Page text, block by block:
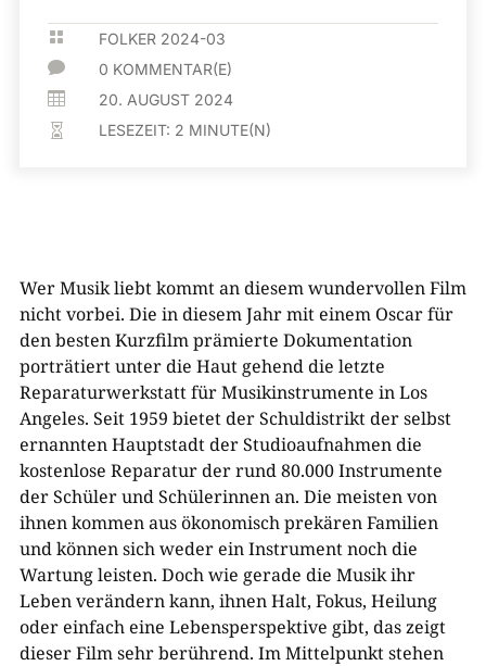
 FOLKER 2024-03
 0 KOMMENTAR(E)
 20. AUGUST 2024
 LESEZEIT: 2 MINUTE(N)
Wer Musik liebt kommt an diesem wundervollen Film
nicht vorbei. Die in diesem Jahr mit einem Oscar für
den besten Kurzfilm prämierte Dokumentation
porträtiert unter die Haut gehend die letzte
Reparaturwerkstatt für Musikinstrumente in Los
Angeles. Seit 1959 bietet der Schuldistrikt der selbst
ernannten Hauptstadt der Studioaufnahmen die
kostenlose Reparatur der rund 80.000 Instrumente
der Schüler und Schülerinnen an. Die meisten von
ihnen kommen aus ökonomisch prekären Familien
und können sich weder ein Instrument noch die
Wartung leisten. Doch wie gerade die Musik ihr
Leben verändern kann, ihnen Halt, Fokus, Heilung
oder einfach eine Lebensperspektive gibt, das zeigt
dieser Film sehr berührend. Im Mittelpunkt stehen